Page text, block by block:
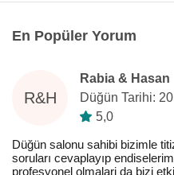
En Popüler Yorum
R&H
Rabia & Hasan
Düğün Tarihi:
5,0
Düğün salonu sahibi bizimle
soruları cevaplayıp
profesyonel olmalari da bizi